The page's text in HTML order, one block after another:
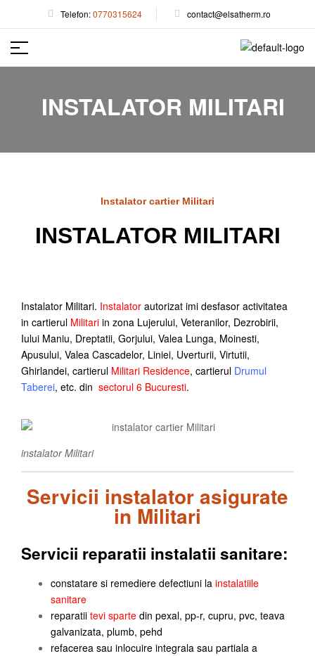
Telefon:0770315624 contact@elsatherm.ro
INSTALATOR MILITARI
Instalator cartier Militari
INSTALATOR MILITARI
Instalator Militari. Instalator autorizat imi desfasor activitatea
in cartierul Militari in zona Lujerului, Veteranilor, Dezrobirii,
Iului Maniu, Dreptatii, Gorjului, Valea Lunga, Moinesti,
Apusului, Valea Cascadelor, Liniei, Uverturii, Virtutii,
Ghirlandei, cartierul Militari Residence, cartierul Drumul
Taberei, etc. din sectorul 6 Bucuresti.
instalator Militari
Servicii instalator asigurate
in Militari
Servicii reparatii instalatii sanitare:
constatare si remediere defectiuni la instalatiile
sanitare
reparatii tevi sparte din pexal, pp-r, cupru, pvc, teava
galvanizata, plumb, pehd
refacerea sau inlocuire integrala sau partiala a